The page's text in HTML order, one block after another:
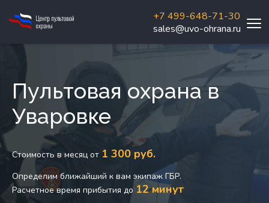
+7 499-648-71-30
sales@uvo-ohrana.ru
Пультовая охрана в
Уваровке
Стоимость в месяц от 1 300 руб.
Определим ближайший к вам экипаж ГБР.
Расчетное время прибытия до 12 минут